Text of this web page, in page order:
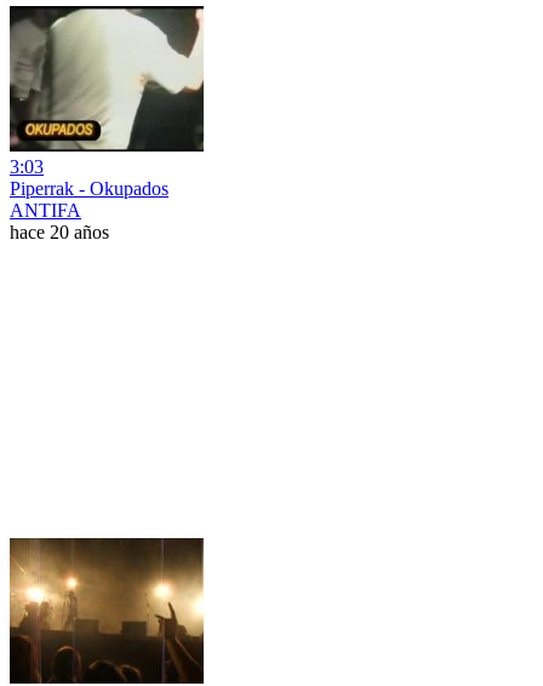
3:03
Piperrak - Okupados
ANTIFA
hace 20 años